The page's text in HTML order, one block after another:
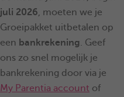
juli 2026, moeten we je
Groeipakket uitbetalen op
een bankrekening. Geef
ons zo snel mogelijk je
bankrekening door via je
My Parentia account of